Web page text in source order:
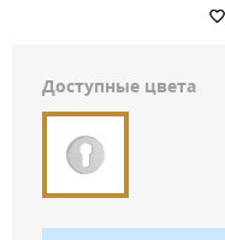
Доступные цвета